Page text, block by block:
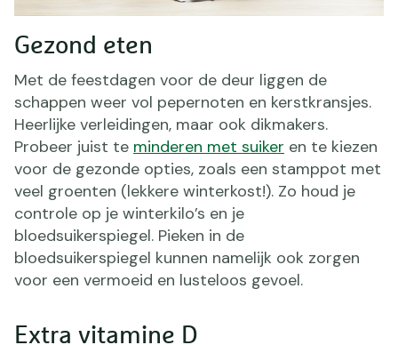
Gezond eten
Met de feestdagen voor de deur liggen de
schappen weer vol pepernoten en kerstkransjes.
Heerlijke verleidingen, maar ook dikmakers.
Probeer juist te minderen met suiker en te kiezen
voor de gezonde opties, zoals een stamppot met
veel groenten (lekkere winterkost!). Zo houd je
controle op je winterkilo’s en je
bloedsuikerspiegel. Pieken in de
bloedsuikerspiegel kunnen namelijk ook zorgen
voor een vermoeid en lusteloos gevoel.
Extra vitamine D